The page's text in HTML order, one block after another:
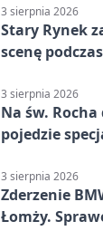
3 sierpnia 2026
Stary Rynek
scenę
3 sierpnia 2026
Na św.
pojedzie
3 sierpnia 2026
Zderzenie
Łomży.